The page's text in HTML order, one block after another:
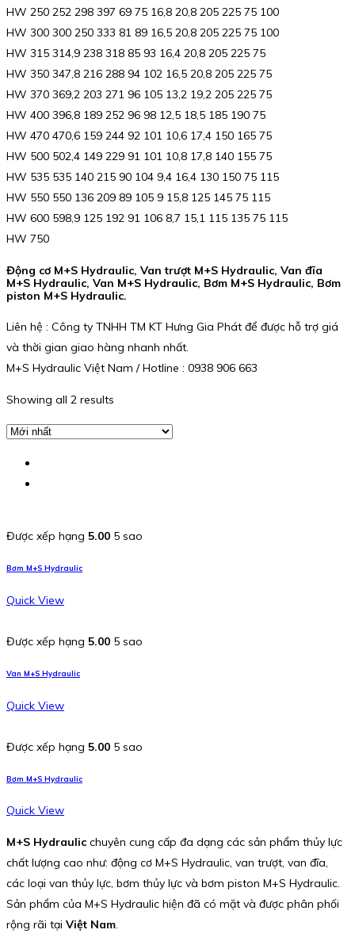
HW 250 252 298 397 69 75 16,8 20,8 205 225 75 100
HW 300 300 250 333 81 89 16,5 20,8 205 225 75 100
HW 315 314,9 238 318 85 93 16,4 20,8 205 225 75
HW 350 347,8 216 288 94 102 16,5 20,8 205 225 75
HW 370 369,2 203 271 96 105 13,2 19,2 205 225 75
HW 400 396,8 189 252 96 98 12,5 18,5 185 190 75
HW 470 470,6 159 244 92 101 10,6 17,4 150 165 75
HW 500 502,4 149 229 91 101 10,8 17,8 140 155 75
HW 535 535 140 215 90 104 9,4 16,4 130 150 75 115
HW 550 550 136 209 89 105 9 15,8 125 145 75 115
HW 600 598,9 125 192 91 106 8,7 15,1 115 135 75 115
HW 750
Động cơ M+S Hydraulic, Van trượt M+S Hydraulic, Van đĩa
M+S Hydraulic, Van M+S Hydraulic, Bơm M+S Hydraulic, Bơm
piston M+S Hydraulic.
Liên hệ : Công ty TNHH TM KT Hưng Gia Phát để được hỗ trợ giá
và thời gian giao hàng nhanh nhất.
M+S Hydraulic Việt Nam / Hotline : 0938 906 663
Showing all 2 results
Được xếp hạng 5.00 5 sao
Bơm M+S Hydraulic
Quick View
Được xếp hạng 5.00 5 sao
Van M+S Hydraulic
Quick View
Được xếp hạng 5.00 5 sao
Bơm M+S Hydraulic
Quick View
M+S Hydraulic chuyên cung cấp đa dạng các sản phẩm thủy lực
chất lượng cao như: động cơ M+S Hydraulic, van trượt, van đĩa,
các loại van thủy lực, bơm thủy lực và bơm piston M+S Hydraulic.
Sản phẩm của M+S Hydraulic hiện đã có mặt và được phân phối
rộng rãi tại Việt Nam.